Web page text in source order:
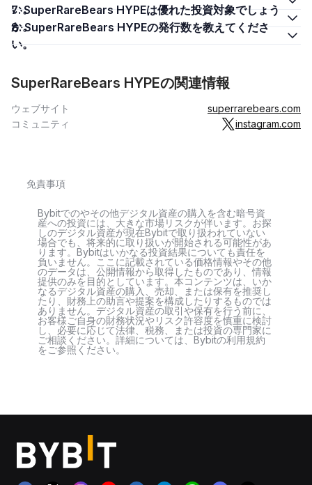
い。
7. SuperRareBears HYPEは優れた投資対象でしょう
か。
8. SuperRareBears HYPEの発行数を教えてくださ
い。
SuperRareBears HYPEの関連情報
ウェブサイト
superrarebears.com
コミュニティ
instagram.com
免責事項
Bybitでのやその他デジタル資産の購入を含む暗号資
産への投資には、大きな市場リスクが伴います。お探
しのデジタル資産が現在Bybitで取り扱われていない
場合でも、将来的に取り扱いが開始される可能性があ
ります。Bybitはいかなる投資結果についても責任を
負いません。ここに記載されている価格情報やその他
のデータは、公開情報から取得したものであり、情報
提供のみを目的としています。本コンテンツは、いか
なるデジタル資産の購入、売却、または保有を推奨し
たり、財務上の助言や提案を構成したりするものでは
ありません。デジタル資産の取引や保有を行う前に、
お客様ご自身の財務状況やリスク許容度を慎重に検討
し、必要に応じて法律、税務、または投資の専門家に
ご相談ください。詳細については、Bybitの利用規約
をご参照ください。